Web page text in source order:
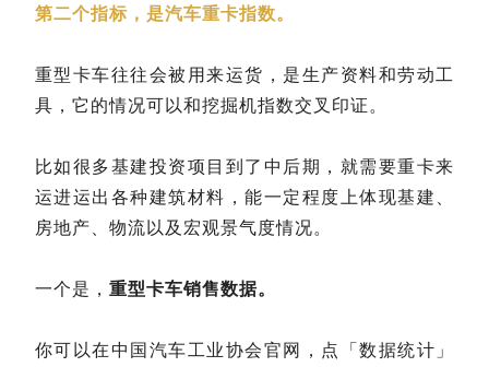
第二个指标，是汽车重卡指数。
重型卡车往往会被用来运货，是生产资料和劳动工
具，它的情况可以和挖掘机指数交叉印证。
比如很多基建投资项目到了中后期，就需要重卡来
运进运出各种建筑材料，能一定程度上体现基建、
房地产、物流以及宏观景气度情况。
一个是， 重型卡车销售数据。
你可以在中国汽车工业协会官网，点「数据统计」